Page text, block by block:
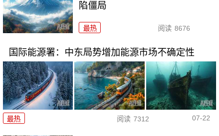
陷僵局
最热 阅读 8676
国际能源署：中东局势增加能源市场不确定性
最热 阅读 7312 07-22